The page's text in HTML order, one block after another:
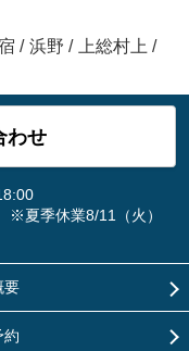
/ 浜野 / 上総村上 /
わせ
夏季休業8/11（火）
要
約